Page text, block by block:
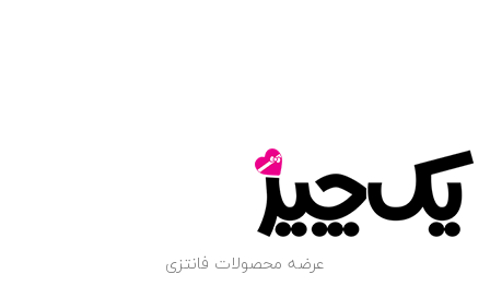
عرضه محصولات فانتزی